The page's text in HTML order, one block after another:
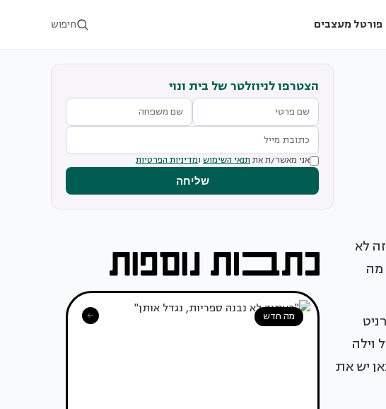
פורטל מעצבים חיפוש
לא
מה
וילה
יש את
הצטרפו לניוזלטר של בית ונוי
אני מאשר/ת את תנאי השימוש ומדיניות הפרטיות
שליחה
מה חדש